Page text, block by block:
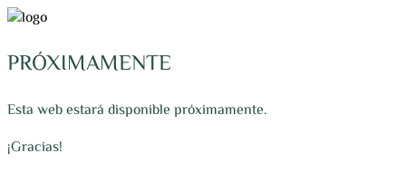
PRÓXIMAMENTE
Esta web estará disponible próximamente.
¡Gracias!